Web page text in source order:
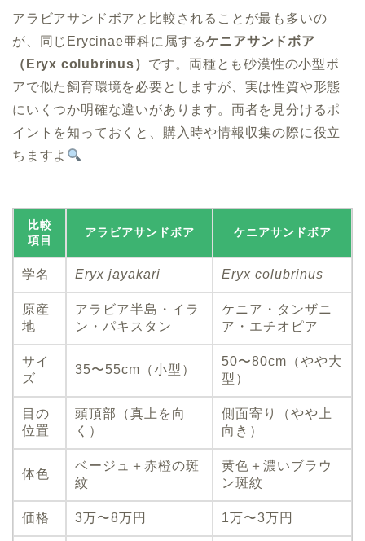
アラビアサンドボアと比較されることが最も多いの
が、同じErycinae亜科に属するケニアサンドボア
（Eryx colubrinus） です。両種とも砂漠性の小型ボ
アで似た飼育環境を必要としますが、実は性質や形態
にいくつか明確な違いがあります。両者を見分けるポ
イントを知っておくと、購入時や情報収集の際に役立
ちますよ
比較
項目
アラビアサンドボア ケニアサンドボア
学名 Eryx jayakari Eryx colubrinus
原産
地
アラビア半島・イラ
ン・パキスタン
ケニア・タンザニ
ア・エチオピア
サイ
ズ
35〜55cm（小型）
50〜80cm（やや大
型）
目の
位置
頭頂部（真上を向
く）
側面寄り（やや上
向き）
体色
ベージュ＋赤橙の斑
紋
黄色＋濃いブラウ
ン斑紋
価格 3万〜8万円 1万〜3万円